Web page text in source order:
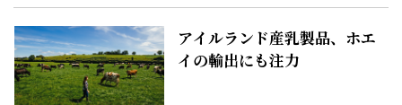
アイルランド産乳製品、ホエ
イの輸出にも注力